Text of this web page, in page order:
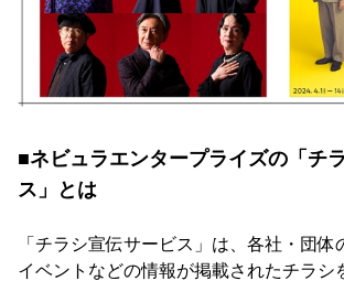
■ネビュラエンタープライズの「チ
ス」とは
「チラシ宣伝サービス」は、各社・団体
イベントなどの情報が掲載されたチラシ